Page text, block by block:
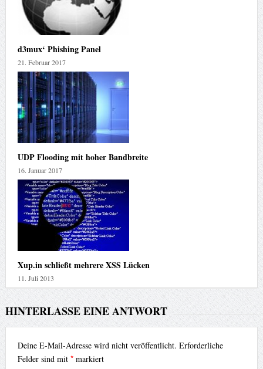
d3mux‘ Phishing Panel
21. Februar 2017
UDP Flooding mit hoher Bandbreite
16. Januar 2017
Xup.in schließt mehrere XSS Lücken
11. Juli 2013
HINTERLASSE EINE ANTWORT
Deine E-Mail-Adresse wird nicht veröffentlicht. Erforderliche
Felder sind mit *markiert